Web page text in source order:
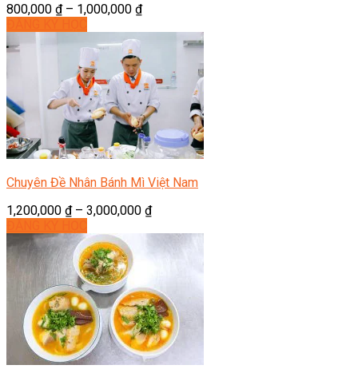
800,000 ₫– 1,000,000 ₫
Chuyên Đề Nhân Bánh Mì Việt Nam
1,200,000 ₫– 3,000,000 ₫